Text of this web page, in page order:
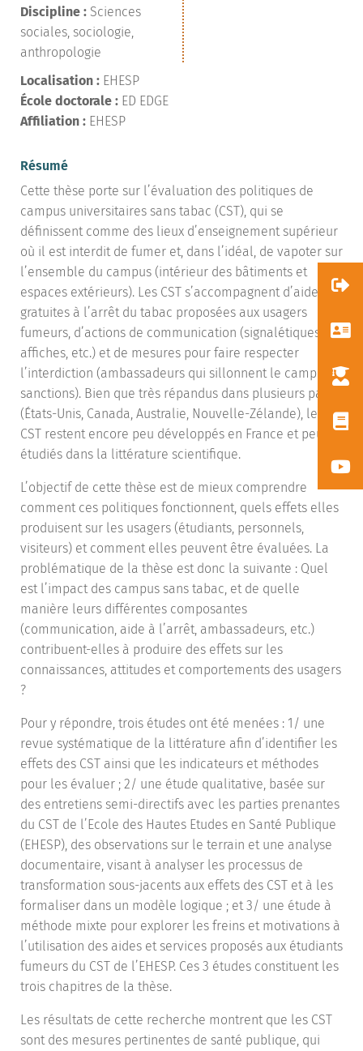
Discipline : Sciences
sociales, sociologie,
anthropologie
Localisation : EHESP
École doctorale : ED EDGE
Affiliation : EHESP
Résumé
Cette thèse porte sur l’évaluation des politiques de
campus universitaires sans tabac (CST), qui se
définissent comme des lieux d’enseignement supérieur
où il est interdit de fumer et, dans l’idéal, de vapoter sur
l’ensemble du campus (intérieur des bâtiments et
espaces extérieurs). Les CST s’accompagnent d’aides
gratuites à l’arrêt du tabac proposées aux usagers
fumeurs, d’actions de communication (signalétiques,
affiches, etc.) et de mesures pour faire respecter
l’interdiction (ambassadeurs qui sillonnent le campus,
sanctions). Bien que très répandus dans plusieurs pays
(États-Unis, Canada, Australie, Nouvelle-Zélande), les
CST restent encore peu développés en France et peu
étudiés dans la littérature scientifique.
L’objectif de cette thèse est de mieux comprendre
comment ces politiques fonctionnent, quels effets elles
produisent sur les usagers (étudiants, personnels,
visiteurs) et comment elles peuvent être évaluées. La
problématique de la thèse est donc la suivante : Quel
est l’impact des campus sans tabac, et de quelle
manière leurs différentes composantes
(communication, aide à l’arrêt, ambassadeurs, etc.)
contribuent-elles à produire des effets sur les
connaissances, attitudes et comportements des usagers
?
Pour y répondre, trois études ont été menées : 1/ une
revue systématique de la littérature afin d’identifier les
effets des CST ainsi que les indicateurs et méthodes
pour les évaluer ; 2/ une étude qualitative, basée sur
des entretiens semi-directifs avec les parties prenantes
du CST de l’Ecole des Hautes Etudes en Santé Publique
(EHESP), des observations sur le terrain et une analyse
documentaire, visant à analyser les processus de
transformation sous-jacents aux effets des CST et à les
formaliser dans un modèle logique ; et 3/ une étude à
méthode mixte pour explorer les freins et motivations à
l’utilisation des aides et services proposés aux étudiants
fumeurs du CST de l’EHESP. Ces 3 études constituent les
trois chapitres de la thèse.
Les résultats de cette recherche montrent que les CST
sont des mesures pertinentes de santé publique, qui